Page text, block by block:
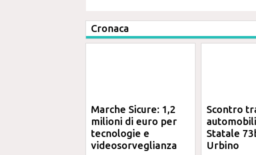
Cronaca
Marche Sicure: 1,2
milioni di euro per
tecnologie e
videosorveglianza
Scontro
Statale
Urbino